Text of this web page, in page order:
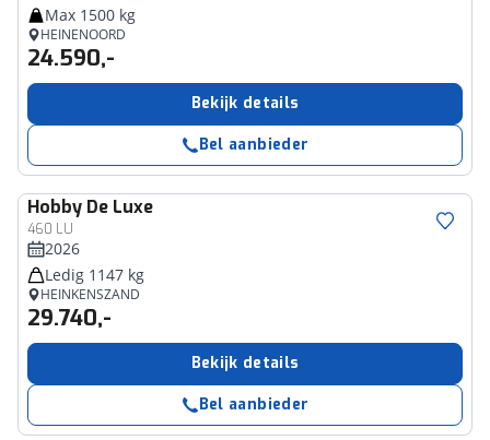
Max 1500 kg
HEINENOORD
24.590,-
Bekijk details
Bel aanbieder
Hobby De Luxe
460 LU
2026
Ledig 1147 kg
HEINKENSZAND
29.740,-
Bekijk details
Bel aanbieder